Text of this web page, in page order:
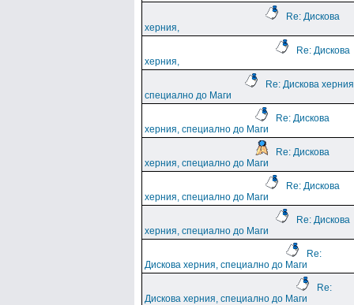
Re: Дискова
херния,
Re: Дискова
херния,
Re: Дискова
специално до Маги
Re: Дискова
херния, специално до Маги
Re: Дискова
херния, специално до Маги
Re: Дискова
херния, специално до Маги
Re: Дискова
херния, специално до Маги
Re:
Дискова херния, специално до Маги
Re:
Дискова херния, специално до Маги